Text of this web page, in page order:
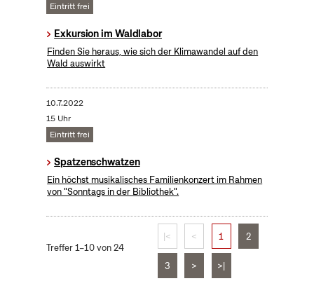
Eintritt frei
Exkursion im Waldlabor
Finden Sie heraus, wie sich der Klimawandel auf den
Wald auswirkt
10.7.2022
15 Uhr
Eintritt frei
Spatzenschwatzen
Ein höchst musikalisches Familienkonzert im Rahmen
von "Sonntags in der Bibliothek".
Treffer 1–10 von 24
|< < 1 2
3 > >|